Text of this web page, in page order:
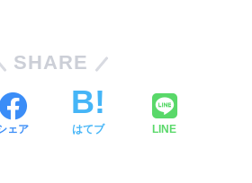
SHARE
ェア はてブ LINE